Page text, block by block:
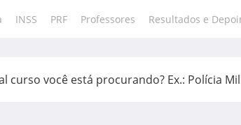
INSS PRF Professores Resultados e